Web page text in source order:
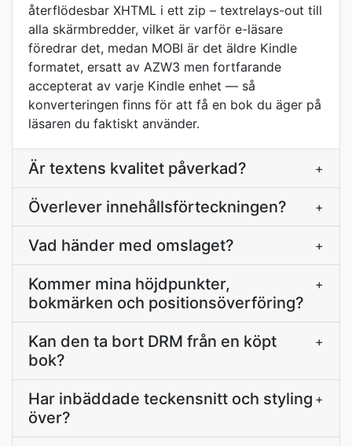
återflödesbar XHTML i ett zip – textrelays-out till
alla skärmbredder, vilket är varför e-läsare
föredrar det, medan MOBI är det äldre Kindle
formatet, ersatt av AZW3 men fortfarande
accepterat av varje Kindle enhet — så
konverteringen finns för att få en bok du äger på
läsaren du faktiskt använder.
Är textens kvalitet påverkad? +
Överlever innehållsförteckningen? +
Vad händer med omslaget? +
Kommer mina höjdpunkter,
bokmärken och positionsöverföring?
+
Kan den ta bort DRM från en köpt
bok?
+
Har inbäddade teckensnitt och styling
över?
+